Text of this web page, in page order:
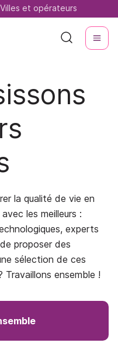
Villes et opérateurs
Villes et opérateurs
la qualité de vie en
les meilleurs :
experts
proposer des
sélection de ces
Travaillons ensemble !